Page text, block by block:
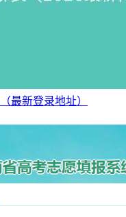
最新登录地址）